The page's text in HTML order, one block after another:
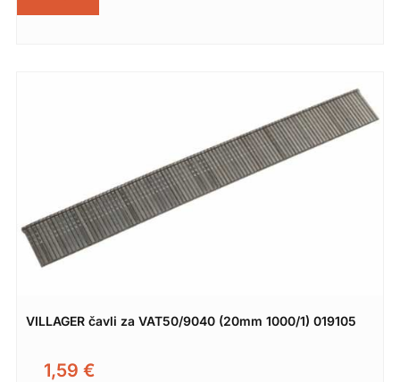
VILLAGER čavli za VAT50/9040 (20mm 1000/1) 019105
1,59 €